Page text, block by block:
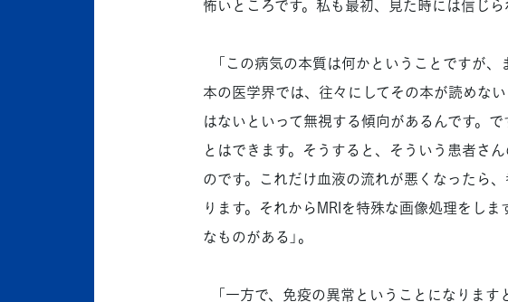
怖いところです。私も最初、見た時には信じ
「この病気の本質は何かということですが
本の医学界では、往々にしてその本が読めな
はないといって無視する傾向があるんです。
とはできます。そうすると、そういう患者さ
のです。これだけ血液の流れが悪くなったら
ります。それからMRIを特殊な画像処理をし
なものがある」。
「一方で、免疫の異常ということになります